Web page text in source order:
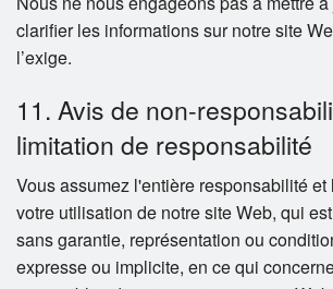
clarifier les informations sur notre site
l’exige.
11. Avis de non-
limitation de responsabilité
Vous assumez l'entière responsabilité
votre utilisation de notre site Web, qui
sans garantie, représentation ou
expresse ou implicite, en ce qui